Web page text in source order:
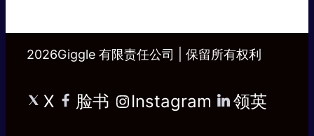
2026Giggle 有限责任公司 | 保留所有权利
X 脸书 Instagram 领英